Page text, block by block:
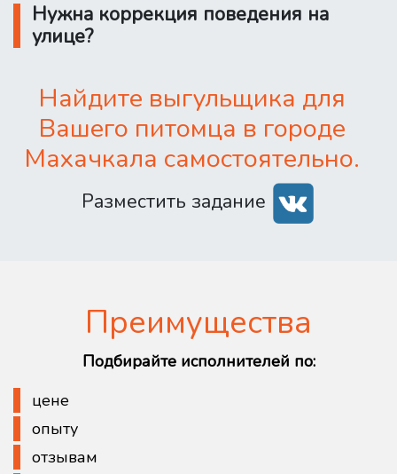
Нужна коррекция поведения на
улице?
Найдите выгульщика для
Вашего питомца в городе
Махачкала самостоятельно.
Разместить задание
Преимущества
Подбирайте исполнителей по:
цене
опыту
отзывам